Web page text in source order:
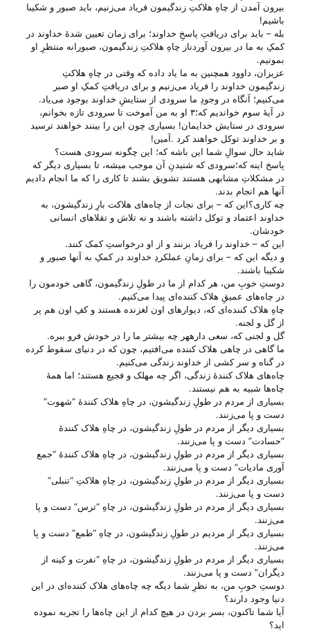
بیرون آمدن از چاهِ هلاکتِ زندگیمون فریاد می‌‌زنیم، باید صبور و شکیبا
باشیم!
بله – باید برای دریافتِ پاسخِ خداوند؛ برای زمان تعیین شدهٔ خداوند در
کمکِ به ما در بیرون آوردناز چاهِ هلاکتِ زندگیمون، صبورانه منتظرِ او
بمونیم.
عزیزان، داوود همچنین به ما یاد داده که وقتی در چاهِ هلاکتِ
زندگیمون خداوند را فریاد می‌‌زنیم و برای دریافتِ کمکِ او صبر
می‌‌کنیم؛ آنگاه در وجودِ ما سرودی از ستایشِ خداوند بوجود می‌‌یاد.
در آیهٔ سوم خواندیم که؛۳ او به من آموخت تا سرودی تازه بخوانم،
سرودی در ستایش خدایمان! بسیاری چون این را بینند خواهند ترسید
و بر خداوند توکل خواهند کرد .آمین!
شاید حال سوالِ شما این باشه که؛ این چگونه سرودی هست؟
پاسخ اینه که؛سرودی که شنیدنِ آن موجب میشه، تا بسیاری دیگر که
در مشکلاتِ مشابهی هستند تشویق بشند تا کاری را که ما انجام دادیم
آنها هم انجام بدند.
چه کاری؟این که – برای نجات از چاه‌های هلاکت بارِ زندگیشون، به
خداوند اعتماد و توکل داشته باشند و نه تلاش و تقلا‌های انسانی
خودشان.
این که – خداوند را فریاد بزنند و از او درخواستِ کمک کنند.
و دیگه این که – برای زمانِ عملکردِ خداوند در کمکِ به آنها صبور و
شکیبا باشند.
دوستِ خوبِ من، هر کدام از ما در طولِ زندگیمون، گاهی خودمون را
در چاه‌های عمیقِ هلاک کننده‌ای پیدا می‌‌کنیم.
چاهِ هلاک کننده‌ای که، دیوار‌های اون لغزنده هستند و کفِ اون هم پر
از گل و لجنه.
گل و لجنی که، سعی دارههر چه بیشتر ما را در خودش فرو ببره.
ما گاهی در چاهی هلاک کننده می‌‌افتیم، چون که در دنیای سقوط کرده
در گناه و سر کشی از خداوند زندگی می‌‌کنیم.
چاه‌های هلاک کنندهٔ زندگی، اگر چه مهلک و فجیع هستند؛ اما همهٔ
چاه‌ها شبیه به هم نیستند.
بسیاری از مردم در طولِ زندگیشون، در چاهِ هلاک کنندهٔ “شهوت”
دست و پا می‌‌زنند.
بسیاری دیگر از مردم در طولِ زندگیشون، در چاهِ هلاک کنندهٔ
“حسادت” دست و پا می‌‌زنند.
بسیاری دیگر از مردم در طولِ زندگیشون، در چاهِ هلاک کنندهٔ “جمع
آوری مادیات” دست و پا می‌‌زنند.
بسیاری دیگر از مردم در طولِ زندگیشون، در چاهِ هلاکتِ “تنبلی”
دست و پا می‌‌زنند.
بسیاری دیگر از مردم در طولِ زندگیشون، در چاهِ “ترس” دست و پا
می‌‌زنند.
بسیاری دیگر از مردیم در طولِ زندگیشون، در چاهِ “طمع” دست و پا
می‌‌زنند.
بسیاری دیگر از مردم در طولِ زندگیشون، در چاهِ “نفرت و کینه از
دیگران” دست و پا می‌‌زنند.
دوستِ خوبِ من، به نظرِ شما دیگه چه چاه‌های هلاک کننده‌ای در این
دنیا وجود دارند؟
آیا شما تاکنون، بسر بردن در هیچ کدام از این چاه‌ها را تجربه نموده
اید؟